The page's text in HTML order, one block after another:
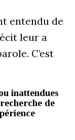
entendu de
leur a
C’est
inattendues
de